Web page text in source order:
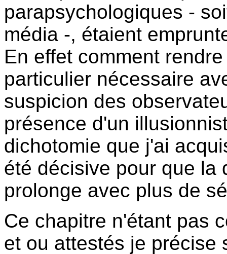
parapsychologiques -
média -, étaient
En effet comment
particulier nécessaire
suspicion des
présence d'un
dichotomie que j'ai
été décisive pour que la
prolonge avec plus de
Ce chapitre n'étant pas
et ou attestés je précise